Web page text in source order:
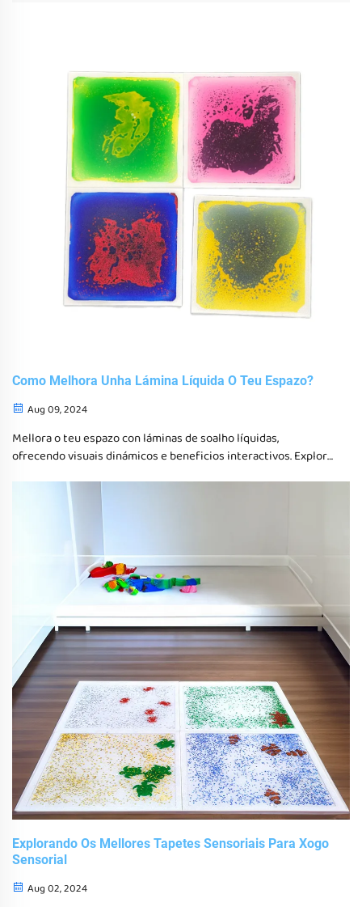
Como Melhora Unha Lámina Líquida O Teu Espazo?
Aug 09, 2024
Mellora o teu espazo con láminas de soalho líquidas,
ofrecendo visuais dinámicos e beneficios interactivos. Explora
duradeiras e visualmente envolventes.
Explorando Os Mellores Tapetes Sensoriais Para Xogo
Sensorial
Aug 02, 2024